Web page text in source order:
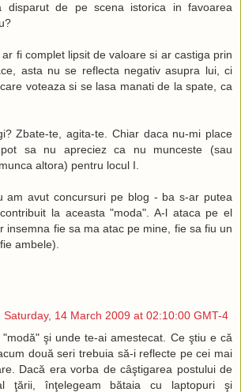
disparut de pe scena istorica in favoarea
ar fi complet lipsit de valoare si ar castiga prin
asta nu se reflecta negativ asupra lui, ci
voteaza si se lasa manati de la spate, ca
Zbate-te, agita-te. Chiar daca nu-mi place
sa nu apreciez ca nu munceste (sau
altora) pentru locul I.
am avut concursuri pe blog - ba s-ar putea
la aceasta "moda". A-l ataca pe el
insemna fie sa ma atac pe mine, fie sa fiu un
ambele).
Saturday, 14 March 2009 at 02:10:00 GMT-4
şi unde te-ai amestecat. Ce ştiu e că
două seri trebuia să-i reflecte pe cei mai
Dacă era vorba de câştigarea postului de
ţării, înţelegeam bătaia cu laptopuri şi